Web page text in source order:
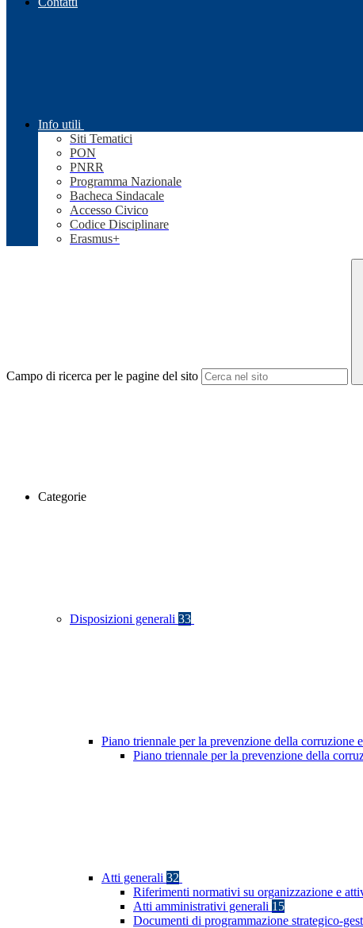
Info utili
Siti Tematici
PON
PNRR
Programma Nazionale
Bacheca Sindacale
Accesso Civico
Codice Disciplinare
Erasmus+
Campo di ricerca per le pagine del sito
Categorie
Disposizioni generali 33
Piano triennale per la prevenzione della corruzione
Piano triennale per la prevenzione della
Atti generali 32
Riferimenti normativi su organizzazione e
Atti amministrativi generali 15
Documenti di programmazione strategico-